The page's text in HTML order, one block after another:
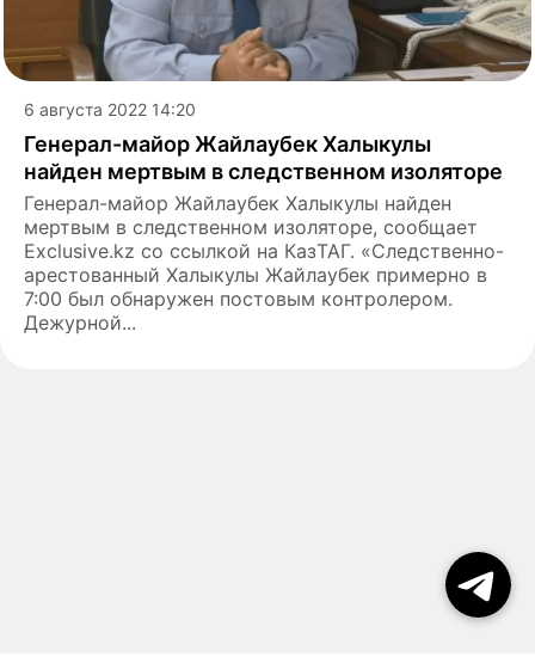
6 августа 2022 14:20
Генерал-майор Жайлаубек Халыкулы
найден мертвым в следственном изоляторе
Генерал-майор Жайлаубек Халыкулы найден
мертвым в следственном изоляторе, сообщает
Exclusive.kz со ссылкой на КазТАГ. «Следственно-
арестованный Халыкулы Жайлаубек примерно в
7:00 был обнаружен постовым контролером.
Дежурной...